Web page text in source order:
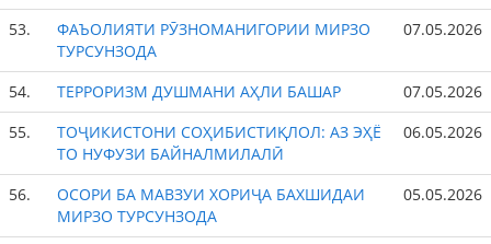
53.
ФАЪОЛИЯТИ РӮЗНОМАНИГОРИИ МИРЗО
ТУРСУНЗОДА
07.05.2026
54. ТЕРРОРИЗМ ДУШМАНИ АҲЛИ БАШАР
07.05.2026
55.
ТОҶИКИСТОНИ СОҲИБИСТИҚЛОЛ: АЗ ЭҲЁ
ТО НУФУЗИ БАЙНАЛМИЛАЛӢ
06.05.2026
56.
ОСОРИ БА МАВЗУИ ХОРИҶА БАХШИДАИ
МИРЗО ТУРСУНЗОДА
05.05.2026